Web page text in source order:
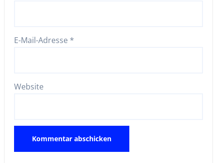
E-Mail-Adresse *
Website